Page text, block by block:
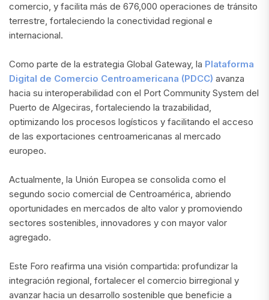
comercio, y facilita más de 676,000 operaciones de tránsito
terrestre, fortaleciendo la conectividad regional e
internacional.
Como parte de la estrategia Global Gateway, la Plataforma
Digital de Comercio Centroamericana (PDCC) avanza
hacia su interoperabilidad con el Port Community System del
Puerto de Algeciras, fortaleciendo la trazabilidad,
optimizando los procesos logísticos y facilitando el acceso
de las exportaciones centroamericanas al mercado
europeo.
Actualmente, la Unión Europea se consolida como el
segundo socio comercial de Centroamérica, abriendo
oportunidades en mercados de alto valor y promoviendo
sectores sostenibles, innovadores y con mayor valor
agregado.
Este Foro reafirma una visión compartida: profundizar la
integración regional, fortalecer el comercio birregional y
avanzar hacia un desarrollo sostenible que beneficie a